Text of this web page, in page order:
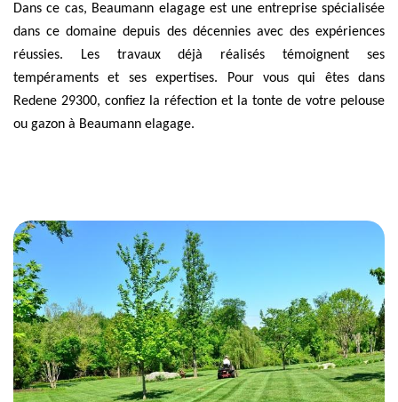
Dans ce cas, Beaumann elagage est une entreprise spécialisée
dans ce domaine depuis des décennies avec des expériences
réussies. Les travaux déjà réalisés témoignent ses
tempéraments et ses expertises. Pour vous qui êtes dans
Redene 29300, confiez la réfection et la tonte de votre pelouse
ou gazon à Beaumann elagage.